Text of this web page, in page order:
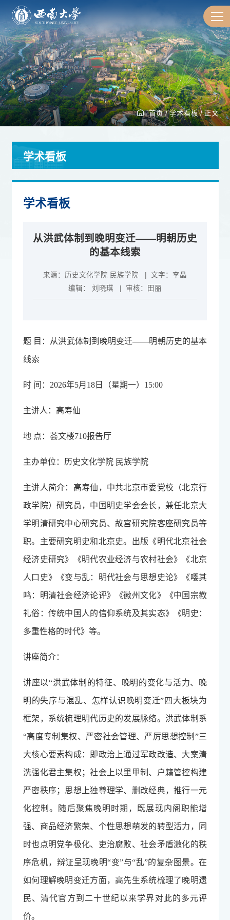
首页/学术看板/正文
学术看板
学术看板
从洪武体制到晚明变迁——明朝历史
的基本线索
来源： 历史文化学院 民族学院 | 文字： 李晶
编辑：
刘晓琪 | 审核： 田丽
题 目：从洪武体制到晚明变迁——明朝历史的基本
线索
时 间：2026年5月18日（星期一）15:00
主讲人：高寿仙
地 点：荟文楼710报告厅
主办单位：历史文化学院 民族学院
主讲人简介：高寿仙，中共北京市委党校（北京行
政学院）研究员，中国明史学会会长，兼任北京大
学明清研究中心研究员、故宫研究院客座研究员等
职。主要研究明史和北京史。出版《明代北京社会
经济史研究》《明代农业经济与农村社会》《北京
人口史》《变与乱：明代社会与思想史论》《嘤其
鸣：明清社会经济论评》《徽州文化》《中国宗教
礼俗：传统中国人的信仰系统及其实态》《明史：
多重性格的时代》等。
讲座简介：
讲座以“洪武体制的特征、晚明的变化与活力、晚
明的失序与混乱、怎样认识晚明变迁”四大板块为
框架，系统梳理明代历史的发展脉络。洪武体制系
“高度专制集权、严密社会管理、严厉思想控制”三
大核心要素构成：即政治上通过军政改造、大案清
洗强化君主集权；社会上以里甲制、户籍管控构建
严密秩序；思想上独尊理学、删改经典，推行一元
化控制。随后聚焦晚明时期，既展现内阁职能增
强、商品经济繁荣、个性思想萌发的转型活力，同
时也点明党争极化、吏治腐败、社会矛盾激化的秩
序危机，辩证呈现晚明“变”与“乱”的复杂图景。在
如何理解晚明变迁方面，高先生系统梳理了晚明遗
民、清代官方到二十世纪以来学界对此的多元评
价。